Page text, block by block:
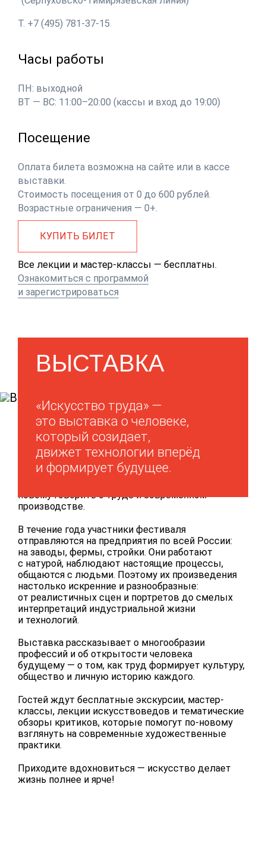
Т. +7 (495) 781-37-15
Часы работы
ПН: выходной
ВТ — ВС: 11:00–20:00 (кассы и вход до 19:00)
Посещение
Оплата билета возможна на сайте или в кассе
выставки.
Стоимость посещения от 0 до 600 рублей.
Возрастные ограничения — 0+.
КУПИТЬ БИЛЕТ
Все лекции и мастер-классы — бесплатны.
Ознакомиться с программой
и зарегистрироваться
ВЫСТАВКА
«Искусство труда» —
это выставка о человеке,
который созидает,
движет технологии вперёд
и формирует будущее.
Мы собрали 170 произведений живописи,
графики, скульптуры и инсталляции — лучшие
работы фестиваля «Время, вперед!». За 7 лет
он вырос в масштабный всероссийский проект,
новому говорить о труде и современном
производстве.
В течение года участники фестиваля
отправляются на предприятия по всей России:
на заводы, фермы, стройки. Они работают
с натурой, наблюдают настоящие процессы,
общаются с людьми. Поэтому их произведения
настолько искренние и разнообразные:
от реалистичных сцен и портретов до смелых
интерпретаций индустриальной жизни
и технологий.
Выставка рассказывает о многообразии
профессий и об открытости человека
будущему — о том, как труд формирует культуру,
общество и личную историю каждого.
Гостей ждут бесплатные экскурсии, мастер-
классы, лекции искусствоведов и тематические
обзоры критиков, которые помогут по-новому
взглянуть на современные художественные
практики.
Приходите вдохновиться — искусство делает
жизнь полнее и ярче!